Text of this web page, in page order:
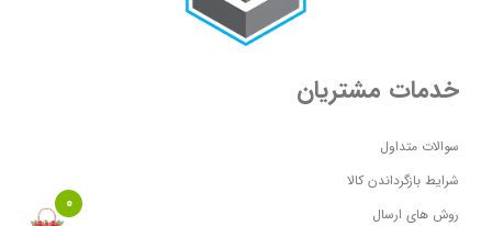
خدمات مشتریان
سوالات متداول
شرایط بازگرداندن کالا
روش های ارسال
0